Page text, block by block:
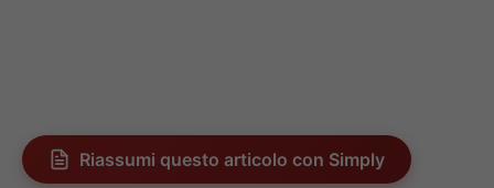
Riassumi questo articolo con Simply